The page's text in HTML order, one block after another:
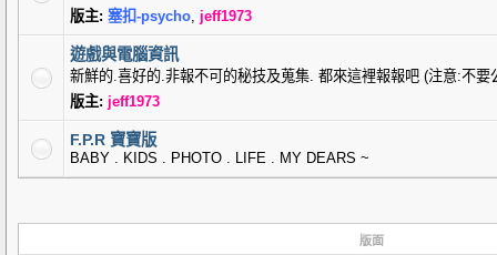
版主: 塞扣-psycho, jeff1973
遊戲與電腦資訊
新鮮的.喜好的.非報不可的秘技及蒐集. 都來這裡報報吧 (注意:不
版主: jeff1973
F.P.R 寶寶版
BABY . KIDS . PHOTO . LIFE . MY DEARS ~
版面